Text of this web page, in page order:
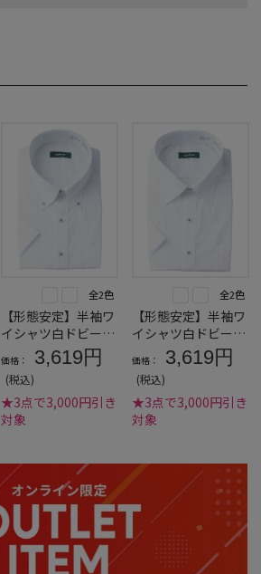
全2色
【形態安定】半袖ワ
イシャツ白ドビーボ
タンダウン
価格： 3,619円
(税込)
★3点で3,000円引き
対象
全2色
【形態安定】半袖ワ
イシャツ白ドビーセ
ミワイド
価格： 3,619円
(税込)
★3点で3,000円引き
対象